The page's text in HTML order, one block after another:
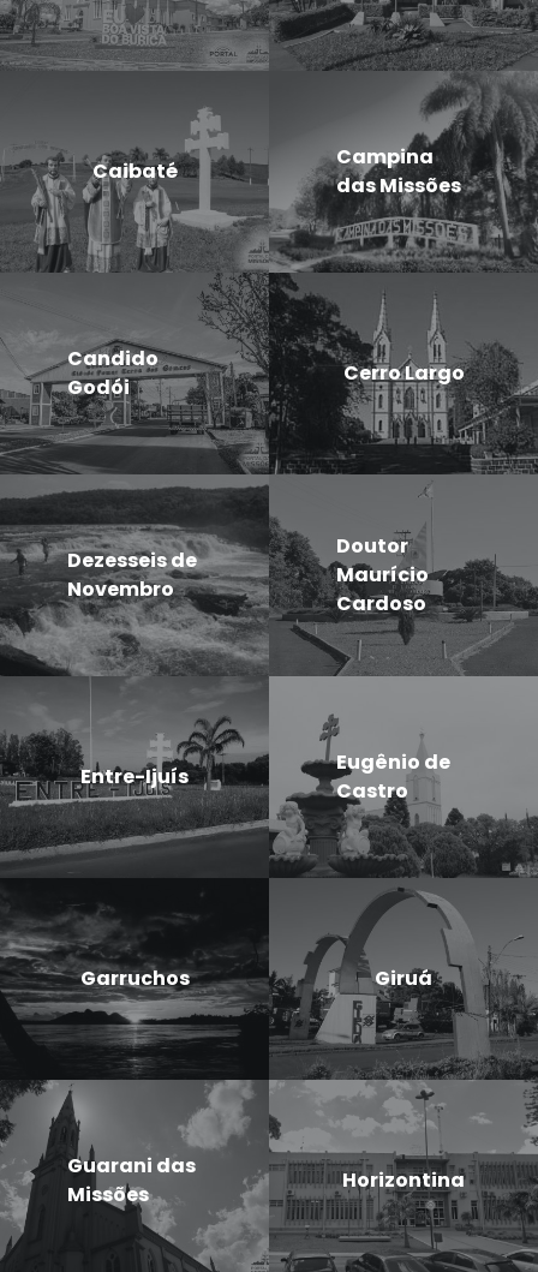
Caibaté
Campina
das Missões
Candido
Godói
Cerro Largo
Dezesseis de
Novembro
Doutor
Maurício
Cardoso
Entre-Ijuís
Eugênio de
Castro
Garruchos Giruá
Guarani das
Missões
Horizontina